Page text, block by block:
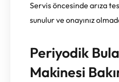
Servis öncesinde arıza
sunulur ve onayınız
Periyodik
Makinesi